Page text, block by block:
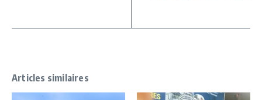
Articles similaires